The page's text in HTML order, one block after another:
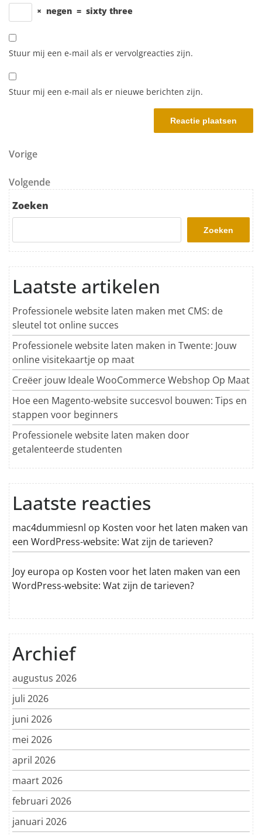
× negen = sixty three
Stuur mij een e-mail als er vervolgreacties zijn.
Stuur mij een e-mail als er nieuwe berichten zijn.
Berichtnavigatie
Vorig bericht
Vorige
Volgend bericht
Volgende
Zoeken
Zoeken
Laatste artikelen
Professionele website laten maken met CMS: de
sleutel tot online succes
Professionele website laten maken in Twente: Jouw
online visitekaartje op maat
Creëer jouw Ideale WooCommerce Webshop Op Maat
Hoe een Magento-website succesvol bouwen: Tips en
stappen voor beginners
Professionele website laten maken door
getalenteerde studenten
Laatste reacties
mac4dummiesnl op Kosten voor het laten maken van
een WordPress-website: Wat zijn de tarieven?
Joy europa op Kosten voor het laten maken van een
WordPress-website: Wat zijn de tarieven?
Archief
augustus 2026
juli 2026
juni 2026
mei 2026
april 2026
maart 2026
februari 2026
januari 2026